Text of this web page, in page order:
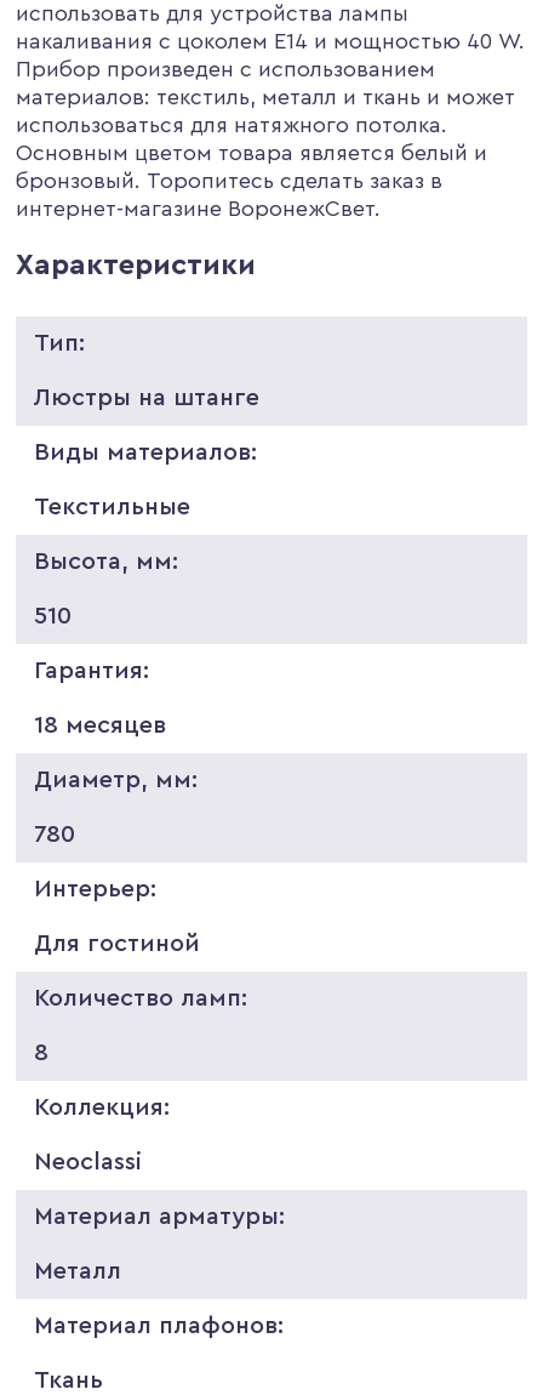
использовать для устройства лампы
накаливания с цоколем E14 и мощностью 40 W.
Прибор произведен с использованием
материалов: текстиль, металл и ткань и может
использоваться для натяжного потолка.
Основным цветом товара является белый и
бронзовый. Торопитесь сделать заказ в
интернет-магазине ВоронежСвет.
Характеристики
Тип:
Люстры на штанге
Виды материалов:
Текстильные
Высота, мм:
510
Гарантия:
18 месяцев
Диаметр, мм:
780
Интерьер:
Для гостиной
Количество ламп:
8
Коллекция:
Neoclassi
Материал арматуры:
Металл
Материал плафонов:
Ткань